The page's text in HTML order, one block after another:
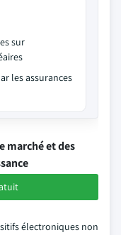
sur
les assurances
marché et des
électroniques non